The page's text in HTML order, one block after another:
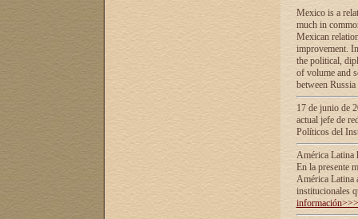
Mexico is a
much in
Mexican
improvement.
the political,
of volume and
between
17 de junio de
actual jefe de
Políticos del
América Latina
En la presente
América Latina
institucionales
información>>>